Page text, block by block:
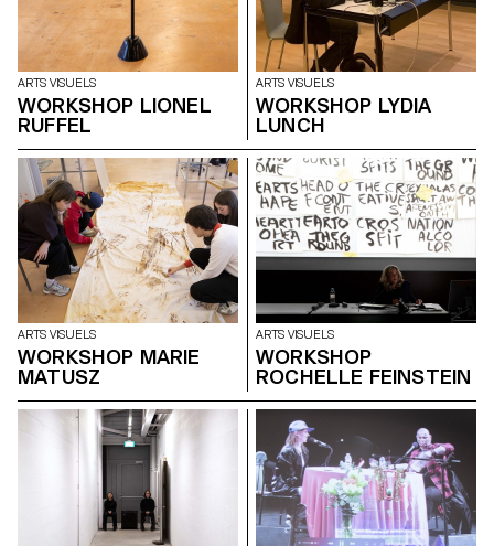
ARTS VISUELS
WORKSHOP LIONEL
RUFFEL
ARTS VISUELS
WORKSHOP LYDIA
LUNCH
ARTS VISUELS
WORKSHOP MARIE
MATUSZ
ARTS VISUELS
WORKSHOP
ROCHELLE FEINSTEIN